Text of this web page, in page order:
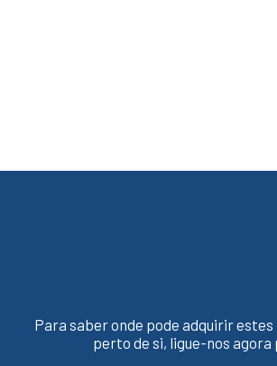
Para saber onde pode adquirir
perto de si, ligue-nos agora